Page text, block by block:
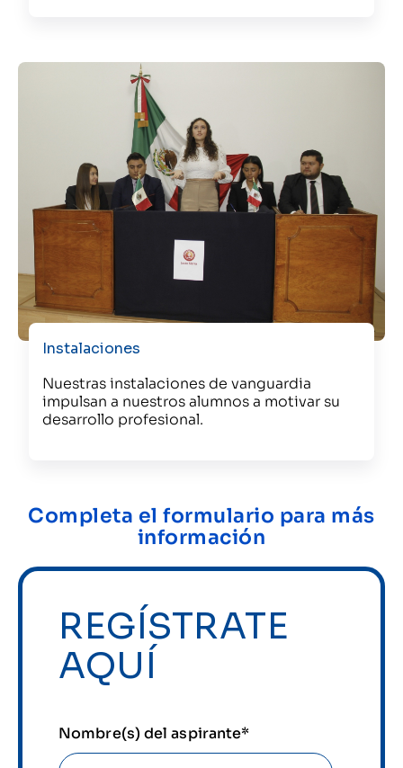
Instalaciones
Nuestras instalaciones de vanguardia
impulsan a nuestros alumnos a motivar su
desarrollo profesional.
Completa el formulario para más
información
REGÍSTRATE
AQUÍ
Nombre(s) del aspirante*